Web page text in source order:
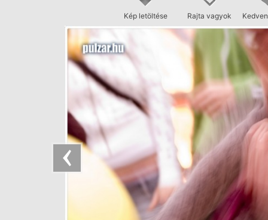
Kép letöltése Rajta vagyok